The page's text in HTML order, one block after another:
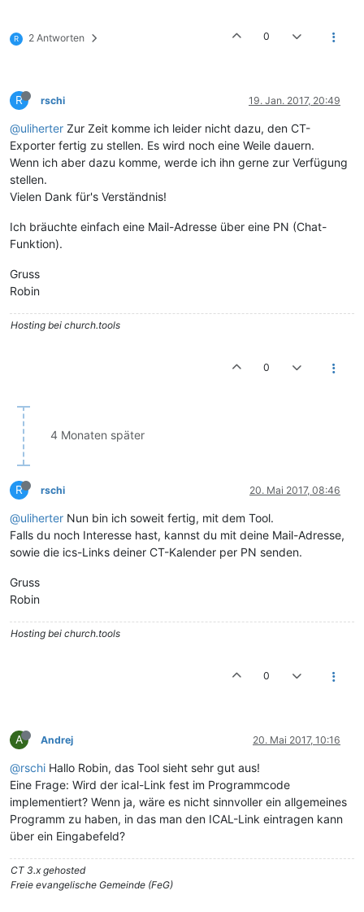
R 2 Antworten 0
R rschi 19. Jan. 2017, 20:49
@uliherter Zur Zeit komme ich leider nicht dazu, den CT-
Exporter fertig zu stellen. Es wird noch eine Weile dauern.
Wenn ich aber dazu komme, werde ich ihn gerne zur Verfügung
stellen.
Vielen Dank für's Verständnis!
Ich bräuchte einfach eine Mail-Adresse über eine PN (Chat-
Funktion).
Gruss
Robin
Hosting bei church.tools
0
4 Monaten später
R rschi 20. Mai 2017, 08:46
@uliherter Nun bin ich soweit fertig, mit dem Tool.
Falls du noch Interesse hast, kannst du mit deine Mail-Adresse,
sowie die ics-Links deiner CT-Kalender per PN senden.
Gruss
Robin
Hosting bei church.tools
0
A Andrej 20. Mai 2017, 10:16
@rschi Hallo Robin, das Tool sieht sehr gut aus!
Eine Frage: Wird der ical-Link fest im Programmcode
implementiert? Wenn ja, wäre es nicht sinnvoller ein allgemeines
Programm zu haben, in das man den ICAL-Link eintragen kann
über ein Eingabefeld?
CT 3.x gehosted
Freie evangelische Gemeinde (FeG)